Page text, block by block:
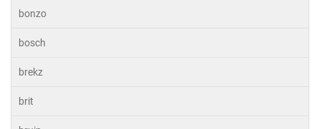
bonzo
bosch
brekz
brit